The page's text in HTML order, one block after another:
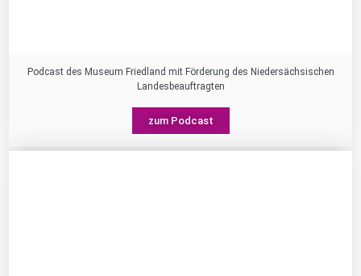
Podcast des Museum Friedland mit Förderung des Niedersächsischen
Landesbeauftragten
zum Podcast